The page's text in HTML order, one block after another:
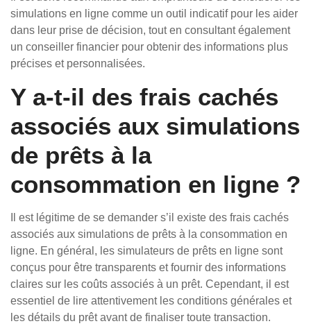
simulations en ligne comme un outil indicatif pour les aider
dans leur prise de décision, tout en consultant également
un conseiller financier pour obtenir des informations plus
précises et personnalisées.
Y a-t-il des frais cachés
associés aux simulations
de prêts à la
consommation en ligne ?
Il est légitime de se demander s’il existe des frais cachés
associés aux simulations de prêts à la consommation en
ligne. En général, les simulateurs de prêts en ligne sont
conçus pour être transparents et fournir des informations
claires sur les coûts associés à un prêt. Cependant, il est
essentiel de lire attentivement les conditions générales et
les détails du prêt avant de finaliser toute transaction.